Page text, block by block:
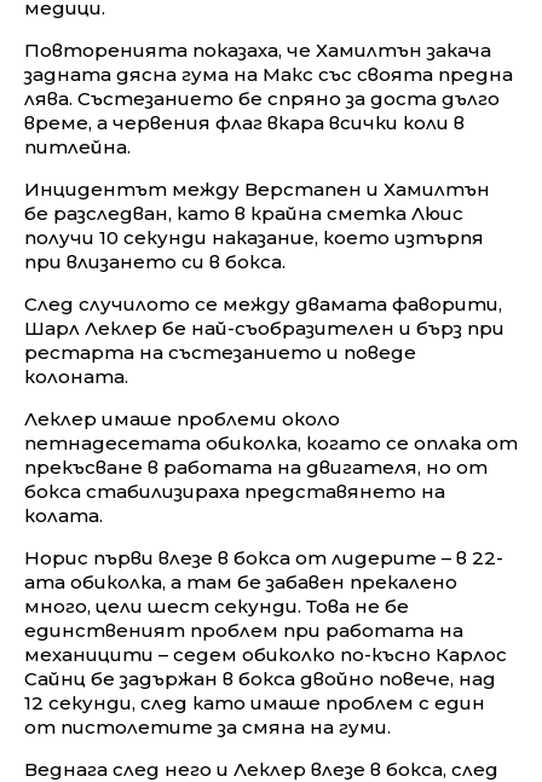
медици.
Повторенията показаха, че Хамилтън закача
задната дясна гума на Макс със своята предна
лява. Състезанието бе спряно за доста дълго
време, а червения флаг вкара всички коли в
питлейна.
Инцидентът между Верстапен и Хамилтън
бе разследван, като в крайна сметка Люис
получи 10 секунди наказание, което изтърпя
при влизането си в бокса.
След случилото се между двамата фаворити,
Шарл Леклер бе най-съобразителен и бърз при
рестарта на състезанието и поведе
колоната.
Леклер имаше проблеми около
петнадесетата обиколка, когато се оплака от
прекъсване в работата на двигателя, но от
бокса стабилизираха представянето на
колата.
Норис първи влезе в бокса от лидерите – в 22-
ата обиколка, а там бе забавен прекалено
много, цели шест секунди. Това не бе
единственият проблем при работата на
механицити – седем обиколко по-късно Карлос
Сайнц бе задържан в бокса двойно повече, над
12 секунди, след като имаше проблем с един
от пистолетите за смяна на гуми.
Веднага след него и Леклер влезе в бокса, след